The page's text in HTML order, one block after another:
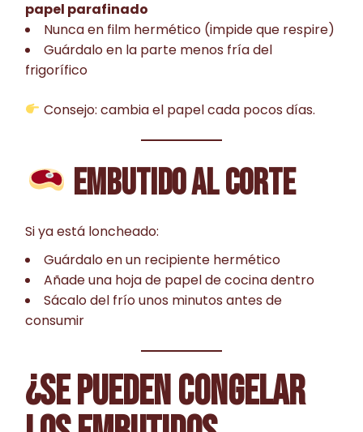
papel parafinado
Nunca en film hermético (impide que respire)
Guárdalo en la parte menos fría del
frigorífico
Consejo: cambia el papel cada pocos días.
EMBUTIDO AL CORTE
Si ya está loncheado:
Guárdalo en un recipiente hermético
Añade una hoja de papel de cocina dentro
Sácalo del frío unos minutos antes de
consumir
¿SE PUEDEN CONGELAR